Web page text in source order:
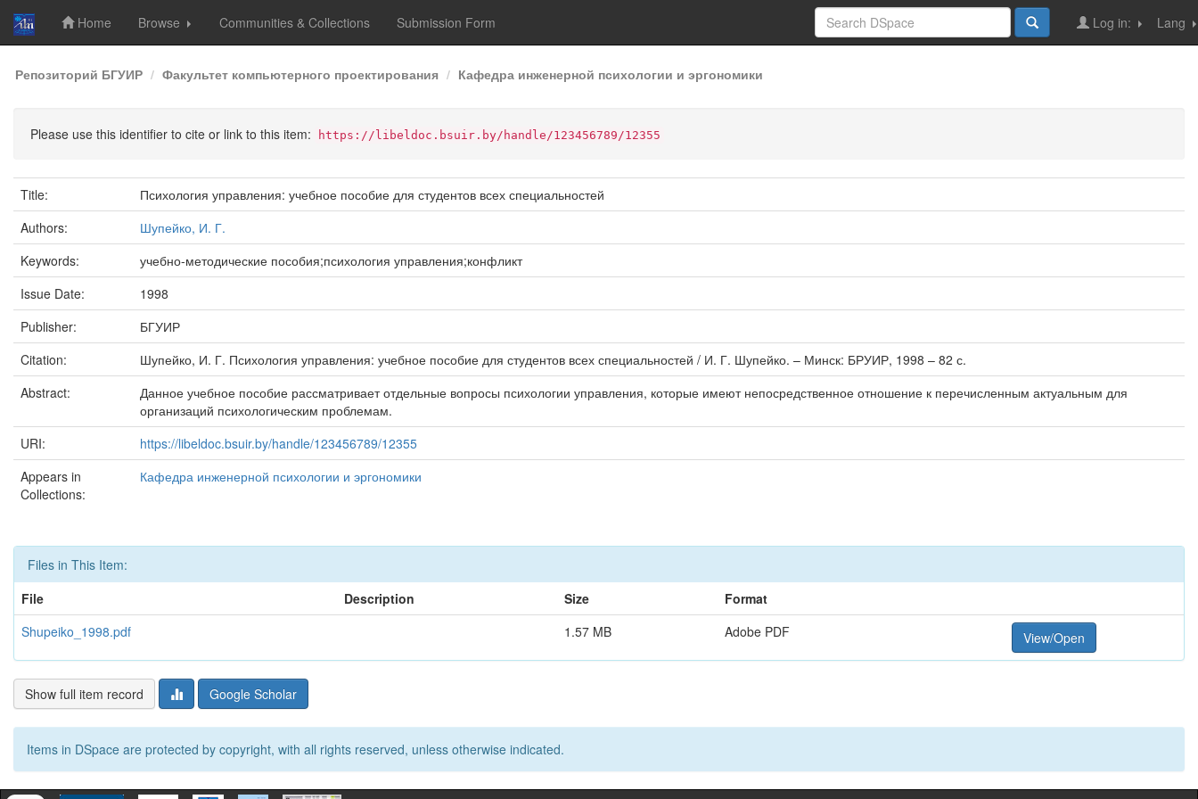
Skip
navigation
Home Browse Communities & Collections Submission Form Lang
Log in:
Репозиторий БГУИР Факультет компьютерного проектирования Кафедра инженерной психологии и эргономики
Please use this identifier to cite or link to this item: https://libeldoc.bsuir.by/handle/123456789/12355
Title:
Психология управления: учебное пособие для студентов всех специальностей
Authors:
Шупейко, И. Г.
Keywords:
учебно-методические пособия;психология управления;конфликт
Issue Date:
1998
Publisher:
БГУИР
Citation:
Шупейко, И. Г. Психология управления: учебное пособие для студентов всех специальностей / И. Г. Шупейко. – Минск: БРУИР, 1998 – 82 с.
Abstract:
Данное учебное пособие рассматривает отдельные вопросы психологии управления, которые имеют непосредственное отношение к перечисленным актуальным для
организаций психологическим проблемам.
URI:
https://libeldoc.bsuir.by/handle/123456789/12355
Appears in
Collections:
Кафедра инженерной психологии и эргономики
Files in This Item:
File
Description Size
Format
Shupeiko_1998.pdf
1.57 MB Adobe PDF View/Open
Show full item record Google Scholar
Items in DSpace are protected by copyright, with all rights reserved, unless otherwise indicated.